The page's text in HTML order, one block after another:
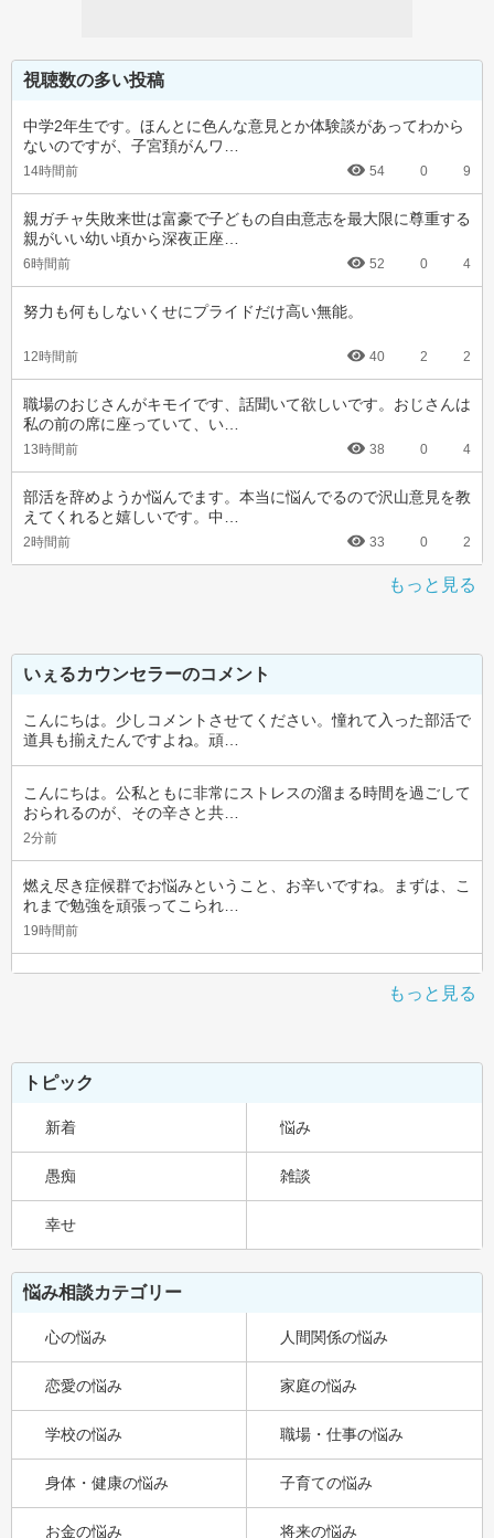
視聴数の多い投稿
中学2年生です。ほんとに色んな意見とか体験談があってわから
ないのですが、子宮頚がんワ…
14時間前 54 0 9
親ガチャ失敗来世は富豪で子どもの自由意志を最大限に尊重する
親がいい幼い頃から深夜正座…
6時間前 52 0 4
努力も何もしないくせにプライドだけ高い無能。
12時間前 40 2 2
職場のおじさんがキモイです、話聞いて欲しいです。おじさんは
私の前の席に座っていて、い…
13時間前 38 0 4
部活を辞めようか悩んでます。本当に悩んでるので沢山意見を教
えてくれると嬉しいです。中…
2時間前 33 0 2
もっと見る
いぇるカウンセラーのコメント
こんにちは。少しコメントさせてください。憧れて入った部活で
道具も揃えたんですよね。頑…
こんにちは。公私ともに非常にストレスの溜まる時間を過ごして
おられるのが、その辛さと共…
2分前
燃え尽き症候群でお悩みということ、お辛いですね。まずは、こ
れまで勉強を頑張ってこられ…
19時間前
もっと見る
トピック
新着 悩み
愚痴 雑談
幸せ
悩み相談カテゴリー
心の悩み 人間関係の悩み
恋愛の悩み 家庭の悩み
学校の悩み 職場・仕事の悩み
身体・健康の悩み 子育ての悩み
お金の悩み 将来の悩み